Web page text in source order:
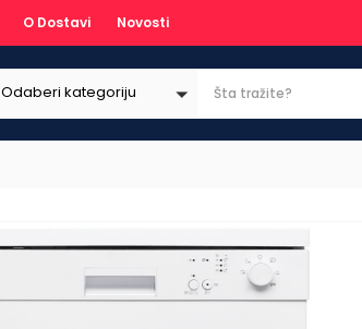
O Dostavi Novosti
Odaberi kategoriju